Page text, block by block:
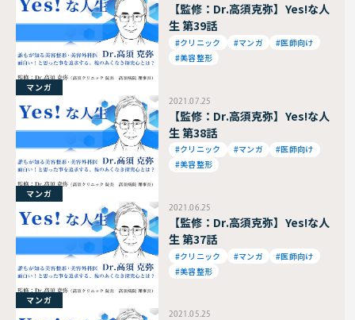
【監修：Dr.高須克弥】Yes!な人
生 第39話
#クリニック #マンガ
#医師向け
#美容整形
マンガ
2021.07.25
【監修：Dr.高須克弥】Yes!な人
生 第38話
#クリニック #マンガ
#医師向け
#美容整形
マンガ
2021.06.25
【監修：Dr.高須克弥】Yes!な人
生 第37話
#クリニック #マンガ
#医師向け
#美容整形
マンガ
2021.05.25